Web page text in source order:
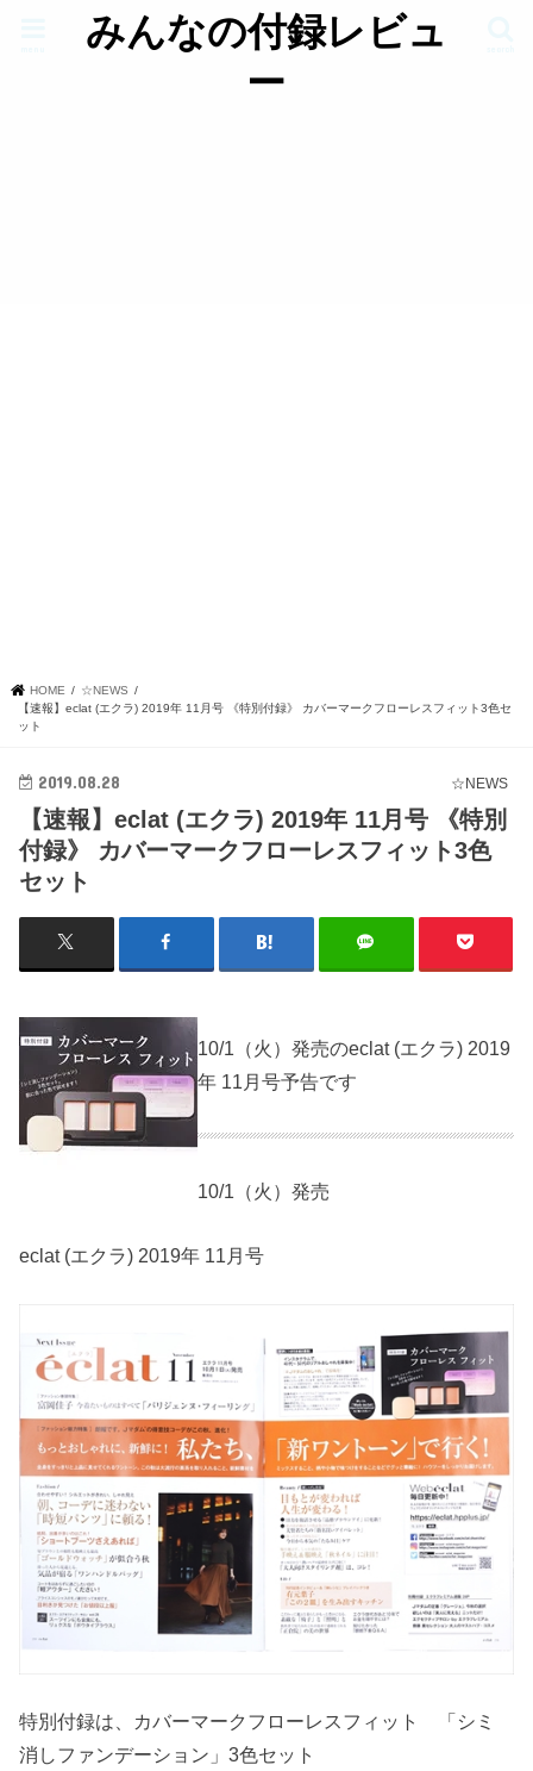
みんなの付録レビュ
ー
HOME
☆NEWS
【速報】eclat (エクラ) 2019年 11月号 《特別付録》 カバーマークフローレスフィット3色セ
ット
☆NEWS
2019.08.28
【速報】eclat (エクラ) 2019年 11月号 《特別
付録》 カバーマークフローレスフィット3色
セット
10/1（火）発売のeclat (エクラ) 2019
年 11月号予告です
10/1（火）発売
eclat (エクラ) 2019年 11月号
特別付録は、カバーマークフローレスフィット 「シミ
消しファンデーション」3色セット